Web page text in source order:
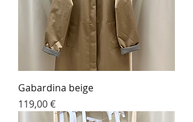
Gabardina beige
Precio
119,00 €